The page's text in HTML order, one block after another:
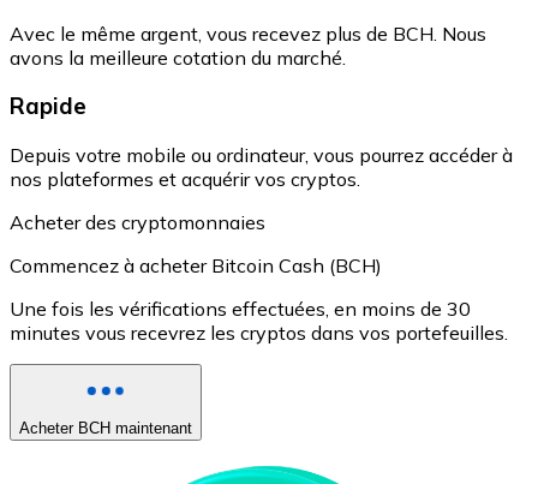
Avec le même argent, vous recevez plus de BCH. Nous
avons la meilleure cotation du marché.
Rapide
Depuis votre mobile ou ordinateur, vous pourrez accéder à
nos plateformes et acquérir vos cryptos.
Acheter des cryptomonnaies
Commencez à acheter Bitcoin Cash (BCH)
Une fois les vérifications effectuées, en moins de 30
minutes vous recevrez les cryptos dans vos portefeuilles.
Acheter BCH maintenant